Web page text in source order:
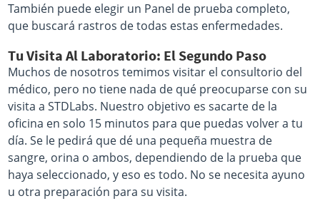
También puede elegir un Panel de prueba completo,
que buscará rastros de todas estas enfermedades.
Tu Visita Al Laboratorio: El Segundo Paso
Muchos de nosotros temimos visitar el consultorio del
médico, pero no tiene nada de qué preocuparse con su
visita a STDLabs. Nuestro objetivo es sacarte de la
oficina en solo 15 minutos para que puedas volver a tu
día. Se le pedirá que dé una pequeña muestra de
sangre, orina o ambos, dependiendo de la prueba que
haya seleccionado, y eso es todo. No se necesita ayuno
u otra preparación para su visita.